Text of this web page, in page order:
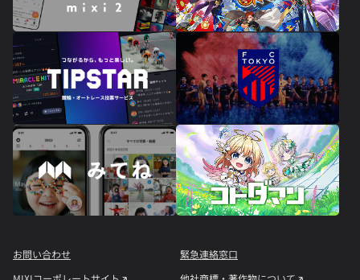
お問い合わせ
緊急連絡窓口